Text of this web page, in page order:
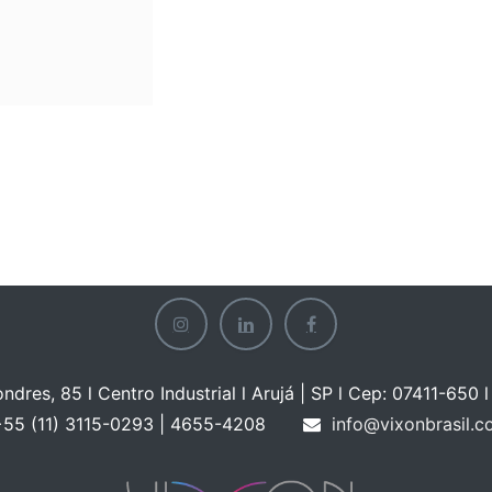
85 l Centro Industrial l Arujá | SP l Cep: 07411-650 l
(11) 3115-0293 | 4655-4208